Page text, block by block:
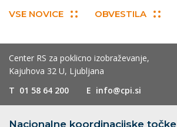
VSE NOVICE OBVESTILA
Center RS za poklicno izobraževanje,
Kajuhova 32 U, Ljubljana
T 01 58 64 200 E info@cpi.si
Nacionalne koordinacijske točke